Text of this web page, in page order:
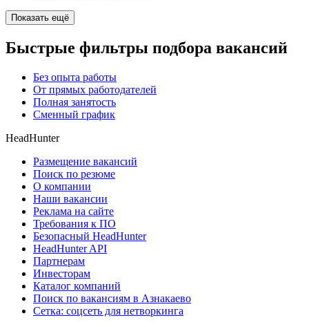
Показать ещё
Быстрые фильтры подбора вакансий
Без опыта работы
От прямых работодателей
Полная занятость
Сменный график
HeadHunter
Размещение вакансий
Поиск по резюме
О компании
Наши вакансии
Реклама на сайте
Требования к ПО
Безопасный HeadHunter
HeadHunter API
Партнерам
Инвесторам
Каталог компаний
Поиск по вакансиям в Азнакаево
Сетка: соцсеть для нетворкинга